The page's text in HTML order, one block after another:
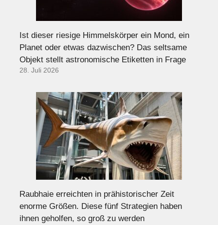
Ist dieser riesige Himmelskörper ein Mond, ein
Planet oder etwas dazwischen? Das seltsame
Objekt stellt astronomische Etiketten in Frage
28. Juli 2026
Raubhaie erreichten in prähistorischer Zeit
enorme Größen. Diese fünf Strategien haben
ihnen geholfen, so groß zu werden